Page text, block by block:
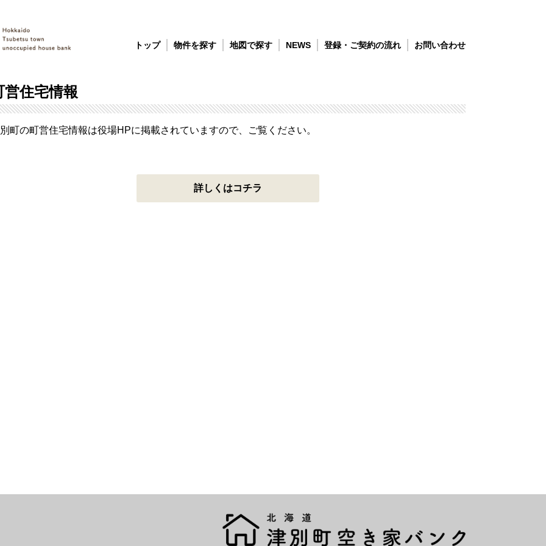
トップ 物件を探す 地図で探す NEWS 登録・ご契約の流れ お問い合わせ
営住宅情報
町の町営住宅情報は役場HPに掲載されていますので、ご覧ください。
詳しくはコチラ